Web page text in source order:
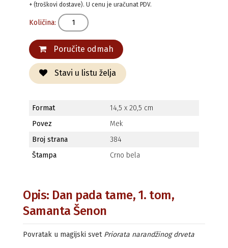
+ (troškovi dostave). U cenu je uračunat PDV.
Količina:
Poručite odmah
Stavi u listu želja
Format
14,5 x 20,5 cm
Povez
Mek
Broj strana
384
Štampa
Crno bela
Opis: Dan pada tame, 1. tom,
Samanta Šenon
Povratak u magijski svet Priorata narandžinog drveta